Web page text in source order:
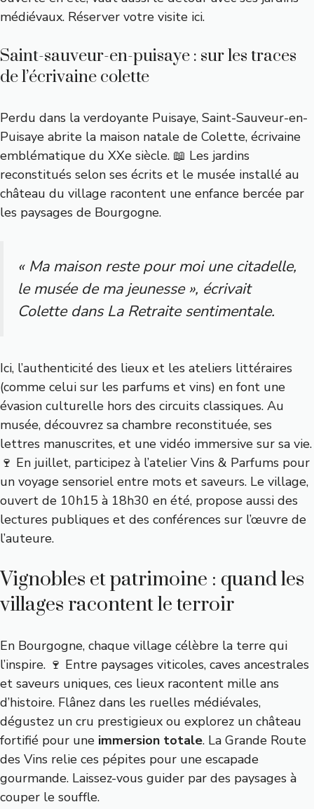
médiévaux. Réserver votre visite ici.
Saint-sauveur-en-puisaye : sur les traces
de l’écrivaine colette
Perdu dans la verdoyante Puisaye, Saint-Sauveur-en-
Puisaye abrite la maison natale de Colette, écrivaine
emblématique du XXe siècle. 📖 Les jardins
reconstitués selon ses écrits et le musée installé au
château du village racontent une enfance bercée par
les paysages de Bourgogne.
« Ma maison reste pour moi une citadelle,
le musée de ma jeunesse », écrivait
Colette dans La Retraite sentimentale.
Ici, l’authenticité des lieux et les ateliers littéraires
(comme celui sur les parfums et vins) en font une
évasion culturelle hors des circuits classiques. Au
musée, découvrez sa chambre reconstituée, ses
lettres manuscrites, et une vidéo immersive sur sa vie.
🍷 En juillet, participez à l’atelier Vins & Parfums pour
un voyage sensoriel entre mots et saveurs. Le village,
ouvert de 10h15 à 18h30 en été, propose aussi des
lectures publiques et des conférences sur l’œuvre de
l’auteure.
Vignobles et patrimoine : quand les
villages racontent le terroir
En Bourgogne, chaque village célèbre la terre qui
l’inspire. 🍷 Entre paysages viticoles, caves ancestrales
et saveurs uniques, ces lieux racontent mille ans
d’histoire. Flânez dans les ruelles médiévales,
dégustez un cru prestigieux ou explorez un château
fortifié pour une immersion totale. La Grande Route
des Vins relie ces pépites pour une escapade
gourmande. Laissez-vous guider par des paysages à
couper le souffle.